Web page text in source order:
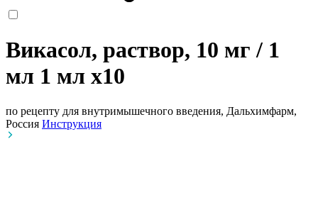
Викасол, раствор, 10 мг / 1
мл 1 мл x10
по рецепту для внутримышечного введения, Дальхимфарм,
Россия Инструкция